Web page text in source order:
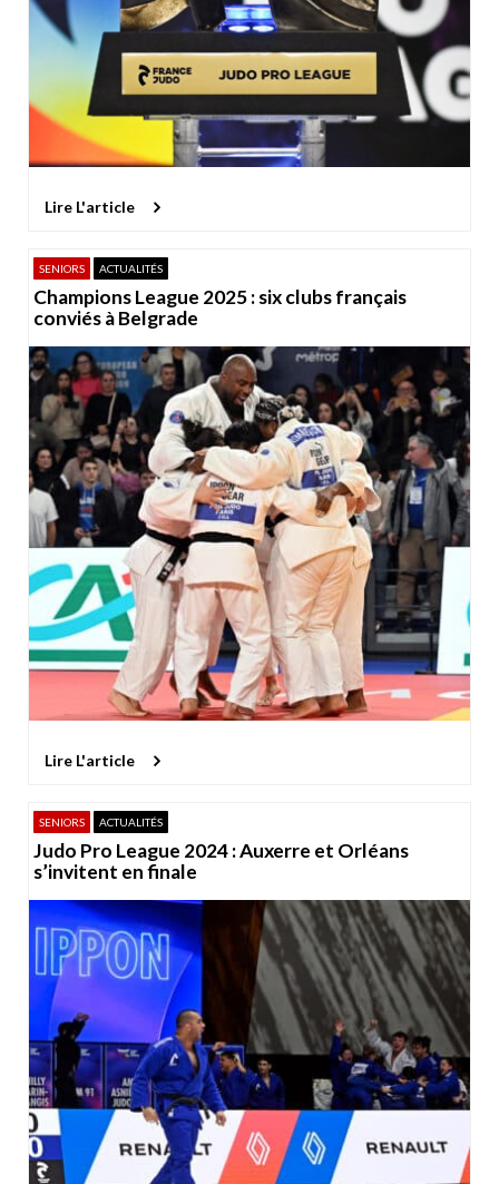
Lire L'article
SENIORS ACTUALITÉS
Champions League 2025 : six clubs français
conviés à Belgrade
Lire L'article
SENIORS ACTUALITÉS
Judo Pro League 2024 : Auxerre et Orléans
s’invitent en finale